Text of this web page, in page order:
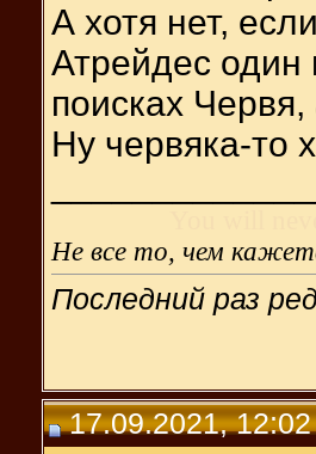
А хотя нет,
Атрейдес один
поисках
Ну червяка-то
Не все то, чем
Последний раз
17.09.2021, 12:02